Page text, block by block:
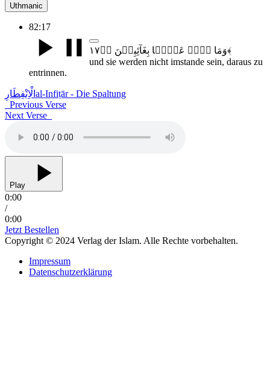
Uthmanic
82:17
وَمَا ہُمۡ عَنۡہَا بِغَآئِبِیۡنَ ﴿ؕ۱۷﴾
und sie werden nicht imstande sein, daraus zu
entrinnen.
الْاِنْفِطَارِ al-Infiṭār - Die Spaltung
Previous Verse
Next Verse
Play
0:00
/
0:00
Jetzt Bestellen
Copyright © 2024 Verlag der Islam. Alle Rechte vorbehalten.
Impressum
Datenschutzerklärung